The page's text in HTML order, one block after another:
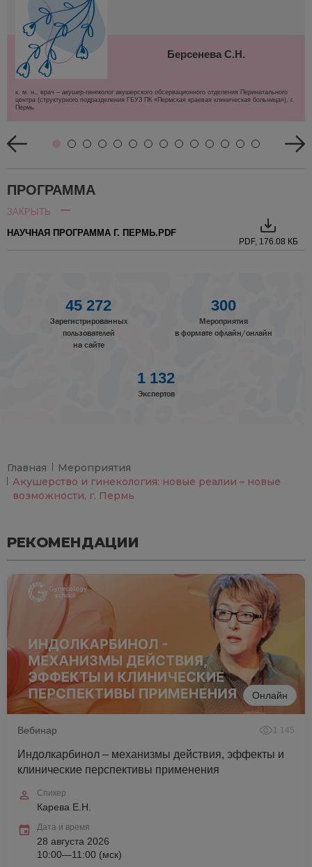
Берсенева С.Н.
к. м. н., врач – акушер-гинеколог акушерского обсервационного отделения Перинатального
центра (структурного подразделения ГБУЗ ПК «Пермская краевая клиническая больница»), г.
Пермь
ПРОГРАММА
ЗАКРЫТЬ
НАУЧНАЯ ПРОГРАММА Г. ПЕРМЬ.PDF
PDF, 176.08 КБ
45 272
Зарегистрированных
пользователей
на сайте
300
Мероприятия
в формате офлайн/онлайн
1 132
Экспертов
Главная
Мероприятия
Акушерство и гинекология: новые реалии – новые
возможности, г. Пермь
РЕКОМЕНДАЦИИ
Онлайн
Вебинар 1 145
Индолкарбинол – механизмы действия, эффекты и
клинические перспективы применения
Спикер
Карева Е.Н.
Дата и время
28 августа 2026
10:00—11:00 (мск)